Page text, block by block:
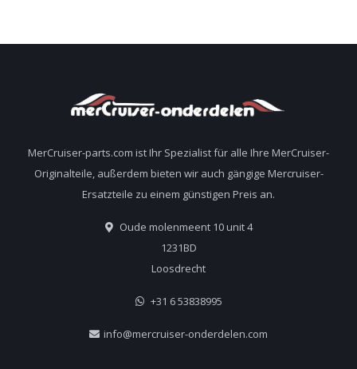
MerCruiser-parts.com ist Ihr Spezialist für alle Ihre MerCruiser-
Originalteile, außerdem bieten wir auch gängige Mercruiser-
Ersatzteile zu einem günstigen Preis an.
Oude molenmeent 10 unit 4
1231BD
Loosdrecht
+31 6 53838995
info@mercruiser-onderdelen.com